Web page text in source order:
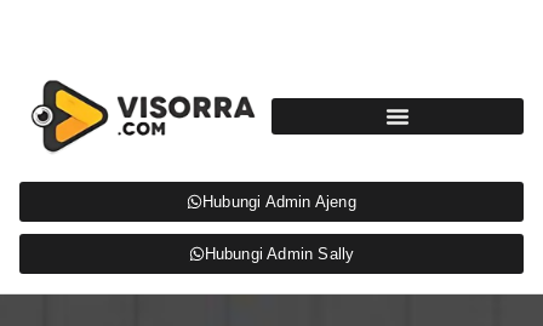
Hubungi Admin Ajeng
Hubungi Admin Sally